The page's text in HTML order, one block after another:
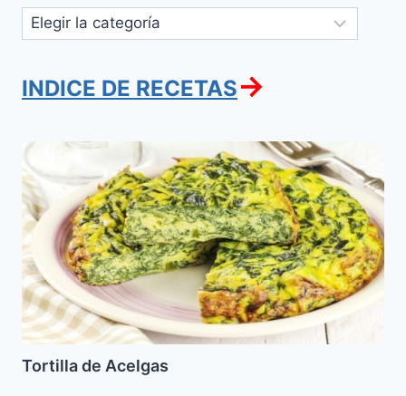
Categorías
INDICE DE RECETAS→
Tortilla
de
Acelgas
Tortilla de Acelgas